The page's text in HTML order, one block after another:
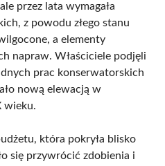
przez lata wymagała
z powodu złego stanu
a elementy
napraw. Właściciele podjęli
prac konserwatorskich
nową elewacją w
wieku.
która pokryła blisko
się przywrócić zdobienia i